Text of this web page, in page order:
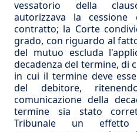
vessatorio della
autorizzava la
contratto; la Corte
grado, con riguardo al
del mutuo escluda
decadenza del termine, di
in cui il termine deve
del debitore,
comunicazione della
termine sia stato
Tribunale un effetto